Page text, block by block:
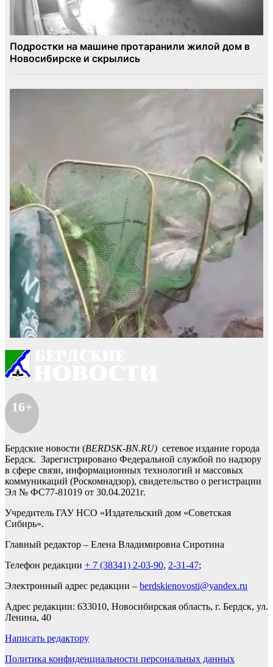
16+
Бердские новости (BERDSK-BN.RU) сетевое издание города
Бердск. Зарегистрировано Федеральной службой по надзору
в сфере связи, информационных технологий и массовых
коммуникаций (Роскомнадзор), свидетельство о регистрации
Эл № ФС77-81019 от 30.04.2021г.
Учредитель ГАУ НСО «Издательский дом «Советская
Сибирь».
Главный редактор – Елена Владимировна Сиротина
Телефон редакции + 7 (38341) 2-03-90, 2-31-47;
Электронный адрес редакции – berdskienovosti@yandex.ru
Адрес редакции: 633010, Новосибирская область, г. Бердск, ул.
Ленина, 40
Написать редактору
Политика конфиденциальности персональных данных